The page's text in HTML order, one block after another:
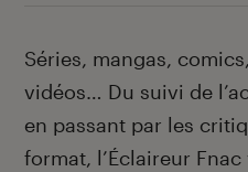
Introduction
Séries, mangas,
vidéos… Du suivi de
en passant par les
format, l’Éclaireur